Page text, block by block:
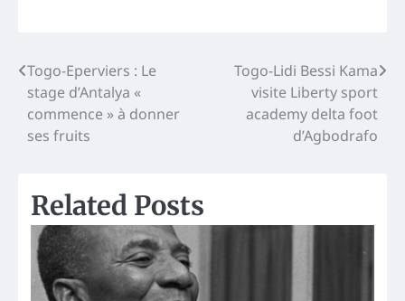
Post
navigation
Togo-Eperviers : Le
stage d’Antalya «
commence » à donner
ses fruits
Togo-Lidi Bessi Kama
visite Liberty sport
academy delta foot
d’Agbodrafo
Related Posts